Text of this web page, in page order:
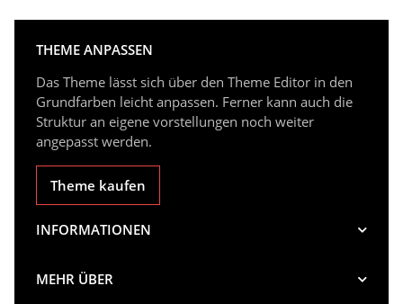
THEME ANPASSEN
Das Theme lässt sich über den Theme Editor in den
Grundfarben leicht anpassen. Ferner kann auch die
Struktur an eigene vorstellungen noch weiter
angepasst werden.
Theme kaufen
INFORMATIONEN
MEHR ÜBER